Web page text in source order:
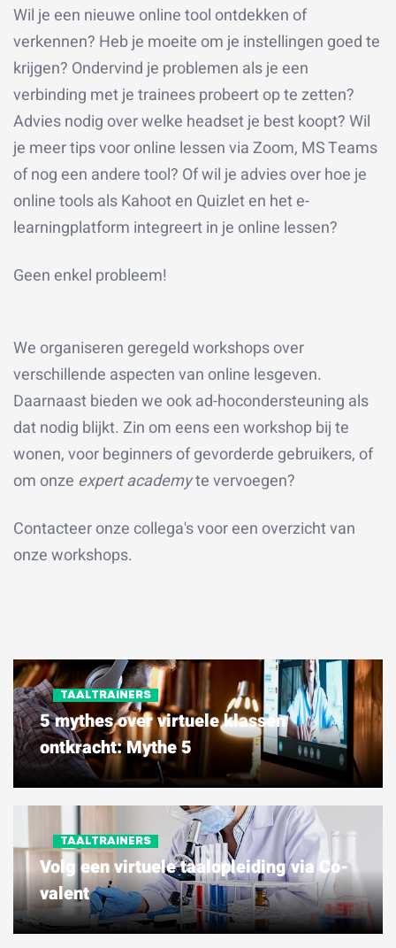
Wil je een nieuwe online tool ontdekken of
verkennen? Heb je moeite om je instellingen goed te
krijgen? Ondervind je problemen als je een
verbinding met je trainees probeert op te zetten?
Advies nodig over welke headset je best koopt? Wil
je meer tips voor online lessen via Zoom, MS Teams
of nog een andere tool? Of wil je advies over hoe je
online tools als Kahoot en Quizlet en het e-
learningplatform integreert in je online lessen?
Geen enkel probleem!
We organiseren geregeld workshops over
verschillende aspecten van online lesgeven.
Daarnaast bieden we ook ad-hocondersteuning als
dat nodig blijkt. Zin om eens een workshop bij te
wonen, voor beginners of gevorderde gebruikers, of
om onze expert academyte vervoegen?
Contacteer onze collega's voor een overzicht van
onze workshops.
TAALTRAINERS
5 mythes over virtuele klassen
ontkracht: Mythe 5
TAALTRAINERS
Volg een virtuele taalopleiding via Co-
valent